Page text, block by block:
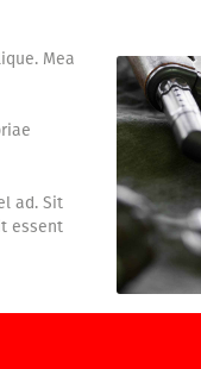
Mea
ad. Sit
essent